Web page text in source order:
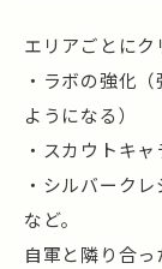
エリアごとにク
・ラボの強化
ようになる）
・スカウトキ
・シルバーク
など。
自軍と隣り合